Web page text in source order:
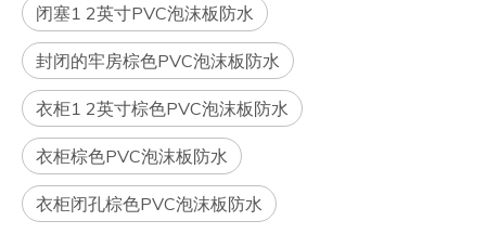
闭塞1 2英寸PVC泡沫板防水
封闭的牢房棕色PVC泡沫板防水
衣柜1 2英寸棕色PVC泡沫板防水
衣柜棕色PVC泡沫板防水
衣柜闭孔棕色PVC泡沫板防水